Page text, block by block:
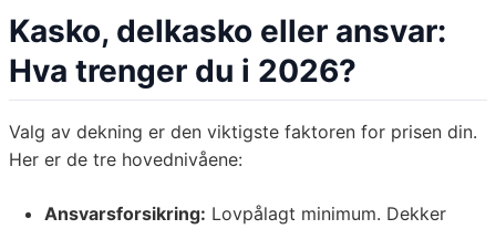
Kasko, delkasko eller ansvar:
Hva trenger du i 2026?
Valg av dekning er den viktigste faktoren for prisen din.
Her er de tre hovednivåene:
Ansvarsforsikring: Lovpålagt minimum. Dekker